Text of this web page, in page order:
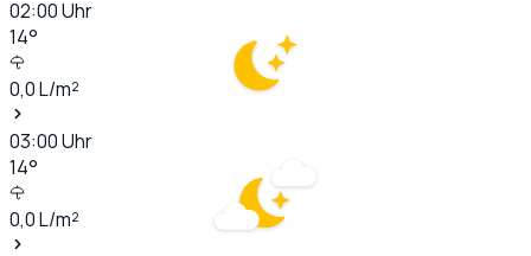
02:00Uhr
14°
0,0L/m²
03:00Uhr
14°
0,0L/m²